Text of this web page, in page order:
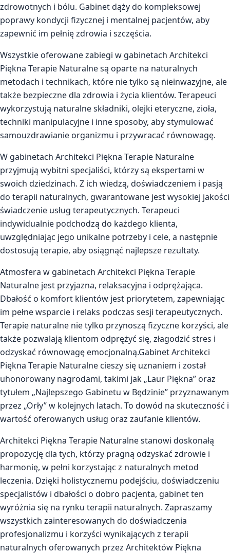
zdrowotnych i bólu. Gabinet dąży do kompleksowej
poprawy kondycji fizycznej i mentalnej pacjentów, aby
zapewnić im pełnię zdrowia i szczęścia.
Wszystkie oferowane zabiegi w gabinetach Architekci
Piękna Terapie Naturalne są oparte na naturalnych
metodach i technikach, które nie tylko są nieinwazyjne, ale
także bezpieczne dla zdrowia i życia klientów. Terapeuci
wykorzystują naturalne składniki, olejki eteryczne, zioła,
techniki manipulacyjne i inne sposoby, aby stymulować
samouzdrawianie organizmu i przywracać równowagę.
W gabinetach Architekci Piękna Terapie Naturalne
przyjmują wybitni specjaliści, którzy są ekspertami w
swoich dziedzinach. Z ich wiedzą, doświadczeniem i pasją
do terapii naturalnych, gwarantowane jest wysokiej jakości
świadczenie usług terapeutycznych. Terapeuci
indywidualnie podchodzą do każdego klienta,
uwzględniając jego unikalne potrzeby i cele, a następnie
dostosują terapie, aby osiągnąć najlepsze rezultaty.
Atmosfera w gabinetach Architekci Piękna Terapie
Naturalne jest przyjazna, relaksacyjna i odprężająca.
Dbałość o komfort klientów jest priorytetem, zapewniając
im pełne wsparcie i relaks podczas sesji terapeutycznych.
Terapie naturalne nie tylko przynoszą fizyczne korzyści, ale
także pozwalają klientom odprężyć się, złagodzić stres i
odzyskać równowagę emocjonalną.Gabinet Architekci
Piękna Terapie Naturalne cieszy się uznaniem i został
uhonorowany nagrodami, takimi jak „Laur Piękna” oraz
tytułem „Najlepszego Gabinetu w Będzinie” przyznawanym
przez „Orły” w kolejnych latach. To dowód na skuteczność i
wartość oferowanych usług oraz zaufanie klientów.
Architekci Piękna Terapie Naturalne stanowi doskonałą
propozycję dla tych, którzy pragną odzyskać zdrowie i
harmonię, w pełni korzystając z naturalnych metod
leczenia. Dzięki holistycznemu podejściu, doświadczeniu
specjalistów i dbałości o dobro pacjenta, gabinet ten
wyróżnia się na rynku terapii naturalnych. Zapraszamy
wszystkich zainteresowanych do doświadczenia
profesjonalizmu i korzyści wynikających z terapii
naturalnych oferowanych przez Architektów Piękna